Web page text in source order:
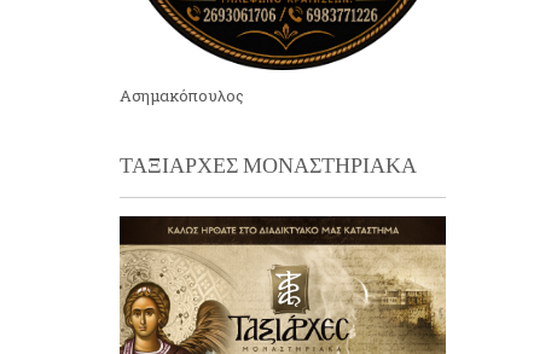
Ασημακόπουλος
ΤΑΞΙΑΡΧΕΣ ΜΟΝΑΣΤΗΡΙΑΚΑ